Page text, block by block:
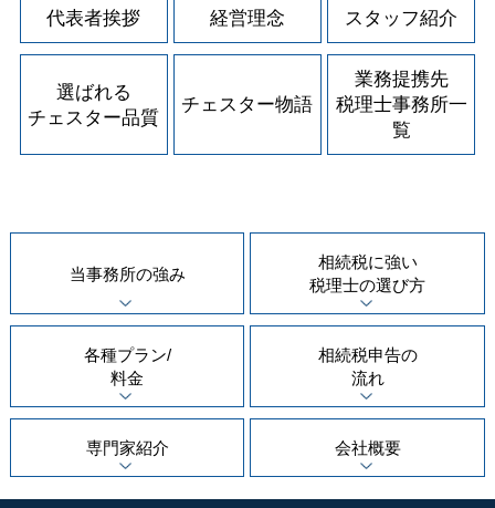
代表者挨拶 経営理念 スタッフ紹介
選ばれる
チェスター品質
チェスター物語
業務提携先
税理士事務所一
覧
当事務所の強み
相続税に強い
税理士の選び方
各種プラン/
料金
相続税申告の
流れ
専門家紹介 会社概要